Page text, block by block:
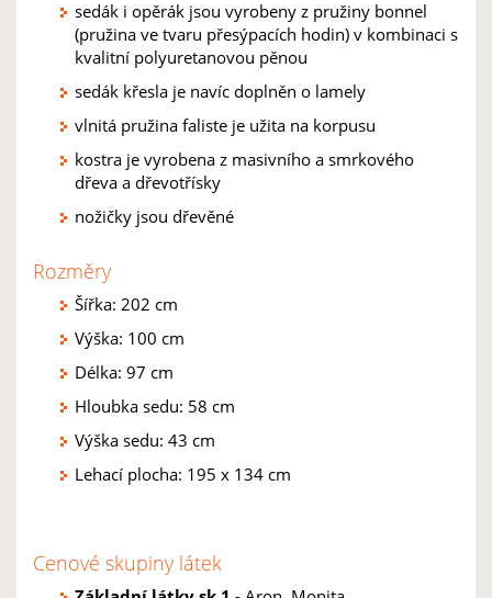
sedák i opěrák jsou vyrobeny z pružiny bonnel
(pružina ve tvaru přesýpacích hodin) v kombinaci s
kvalitní polyuretanovou pěnou
sedák křesla je navíc doplněn o lamely
vlnitá pružina faliste je užita na korpusu
kostra je vyrobena z masivního a smrkového
dřeva a dřevotřísky
nožičky jsou dřevěné
Rozměry
Šířka: 202 cm
Výška: 100 cm
Délka: 97 cm
Hloubka sedu: 58 cm
Výška sedu: 43 cm
Lehací plocha: 195 x 134 cm
Cenové skupiny látek